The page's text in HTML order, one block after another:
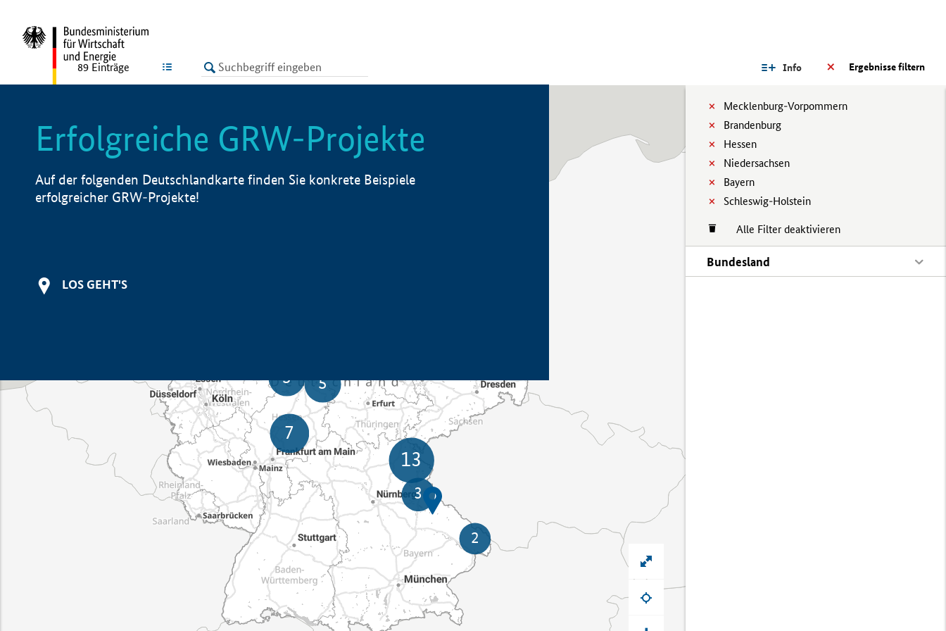
LISTE Ergebnisse filtern
Info
Mecklenburg-Vorpommern
Brandenburg
Hessen
Niedersachsen
Bayern
Schleswig-Holstein
Alle Filter deaktivieren
Bundesland
89 Einträge
Erfolgreiche GRW-Projekte
Auf der folgenden Deutschlandkarte finden Sie konkrete Beispiele
erfolgreicher GRW-Projekte!
LOS GEHT'S